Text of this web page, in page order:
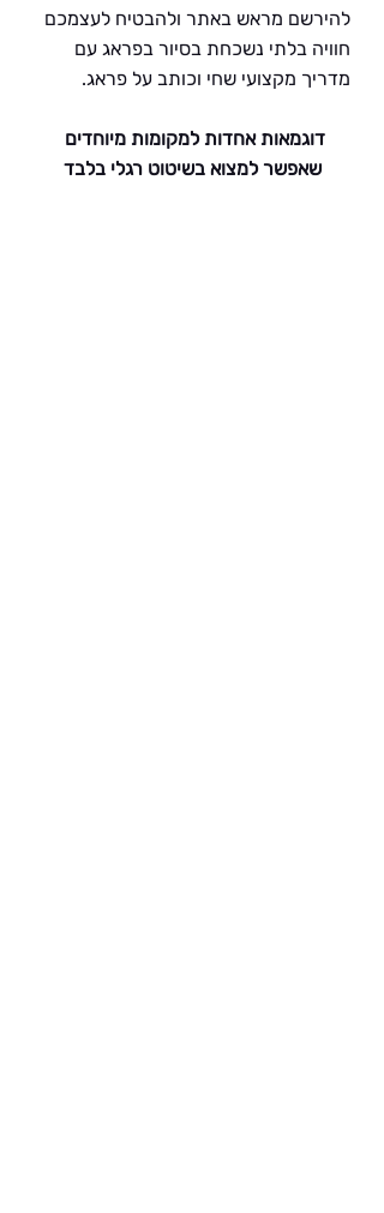
להירשם מראש באתר ולהבטיח לעצמכם
חוויה בלתי נשכחת בסיור בפראג עם
מדריך מקצועי שחי וכותב על פראג.
דוגמאות אחדות למקומות מיוחדים
שאפשר למצוא בשיטוט רגלי בלבד